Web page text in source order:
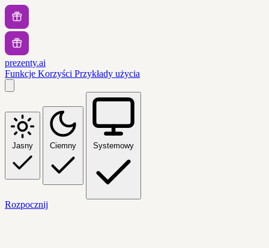
prezenty.ai
Funkcje Korzyści Przykłady użycia
Jasny Ciemny Systemowy
Rozpocznij